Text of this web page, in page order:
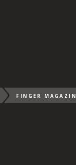
FINGER MAGAZIN